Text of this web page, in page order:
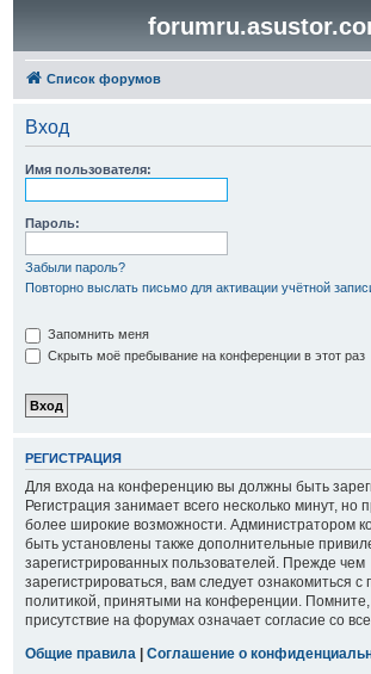
Список форумов
Вход
Имя пользователя:
Пароль:
Забыли пароль?
Повторно выслать письмо для активации учётной
Запомнить меня
Скрыть моё пребывание на конференции в этот раз
РЕГИСТРАЦИЯ
Для входа на конференцию вы должны быть
Регистрация занимает всего несколько минут, но
более широкие возможности. Администратором
быть установлены также дополнительные
зарегистрированных пользователей. Прежде чем
зарегистрироваться, вам следует ознакомиться с
политикой, принятыми на конференции.
присутствие на форумах означает согласие со
Общие правила | Соглашение о